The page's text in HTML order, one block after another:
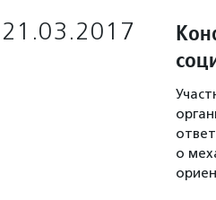
21.03.2017
о